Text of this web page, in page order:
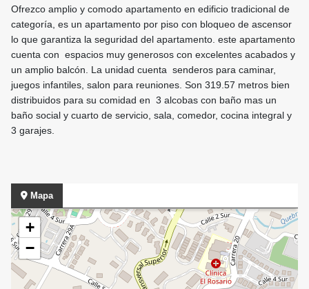
Ofrezco amplio y comodo apartamento en edificio tradicional de
categoría, es un apartamento por piso con bloqueo de ascensor
lo que garantiza la seguridad del apartamento. este apartamento
cuenta con espacios muy generosos con excelentes acabados y
un amplio balcón. La unidad cuenta senderos para caminar,
juegos infantiles, salon para reuniones. Son 319.57 metros bien
distribuidos para su comidad en 3 alcobas con baño mas un
baño social y cuarto de servicio, sala, comedor, cocina integral y
3 garajes.
Mapa
+
−